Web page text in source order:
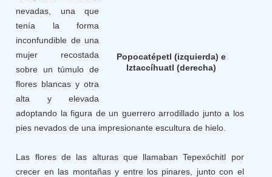
Popocatépetl (izquierda) e
Iztaccíhuatl (derecha)
nevadas, una que
tenía la forma
inconfundible de una
mujer recostada
sobre un túmulo de
flores blancas y otra
alta y elevada
adoptando la figura de un guerrero arrodillado junto a los
pies nevados de una impresionante escultura de hielo.
Las flores de las alturas que llamaban Tepexóchitl por
crecer en las montañas y entre los pinares, junto con el